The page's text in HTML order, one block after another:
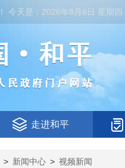
！ 今天是： 2026年8月6日 星期四
走进和平
> 新闻中心 > 视频新闻